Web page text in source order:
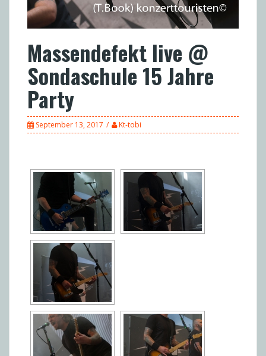
Massendefekt live @
Sondaschule 15 Jahre
Party
September 13, 2017 Kt-tobi